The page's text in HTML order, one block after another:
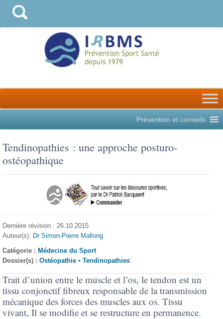
Prévention et conseils
Tendinopathies : une approche posturo-
ostéopathique
Dernière révision : 26.10.2015
Auteur(s): Dr Simon-Pierre Mallong
Catégorie : Médecine du Sport
Dossier(s) :Ostéopathie •Tendinopathies
Trait d’union entre le muscle et l’os, le tendon est un
tissu conjonctif fibreux responsable de la transmission
mécanique des forces des muscles aux os. Tissu
vivant, Il se modifie et se restructure en permanence.